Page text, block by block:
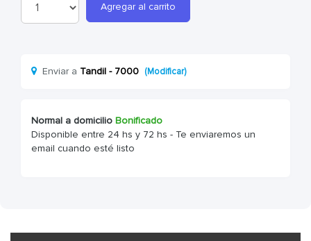
Agregar al carrito
Enviar a Tandil - 7000 (Modificar)
Normal a domicilio Bonificado
Disponible entre 24 hs y 72 hs - Te enviaremos un
email cuando esté listo